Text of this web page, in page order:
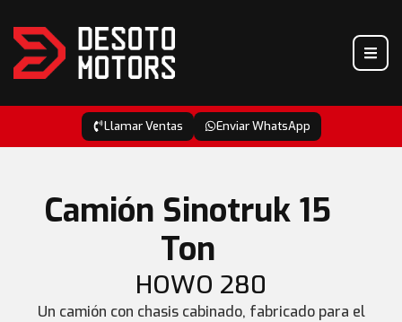
Llamar Ventas Enviar WhatsApp
Camión Sinotruk 15
Ton
HOWO 280
Un camión con chasis cabinado, fabricado para el